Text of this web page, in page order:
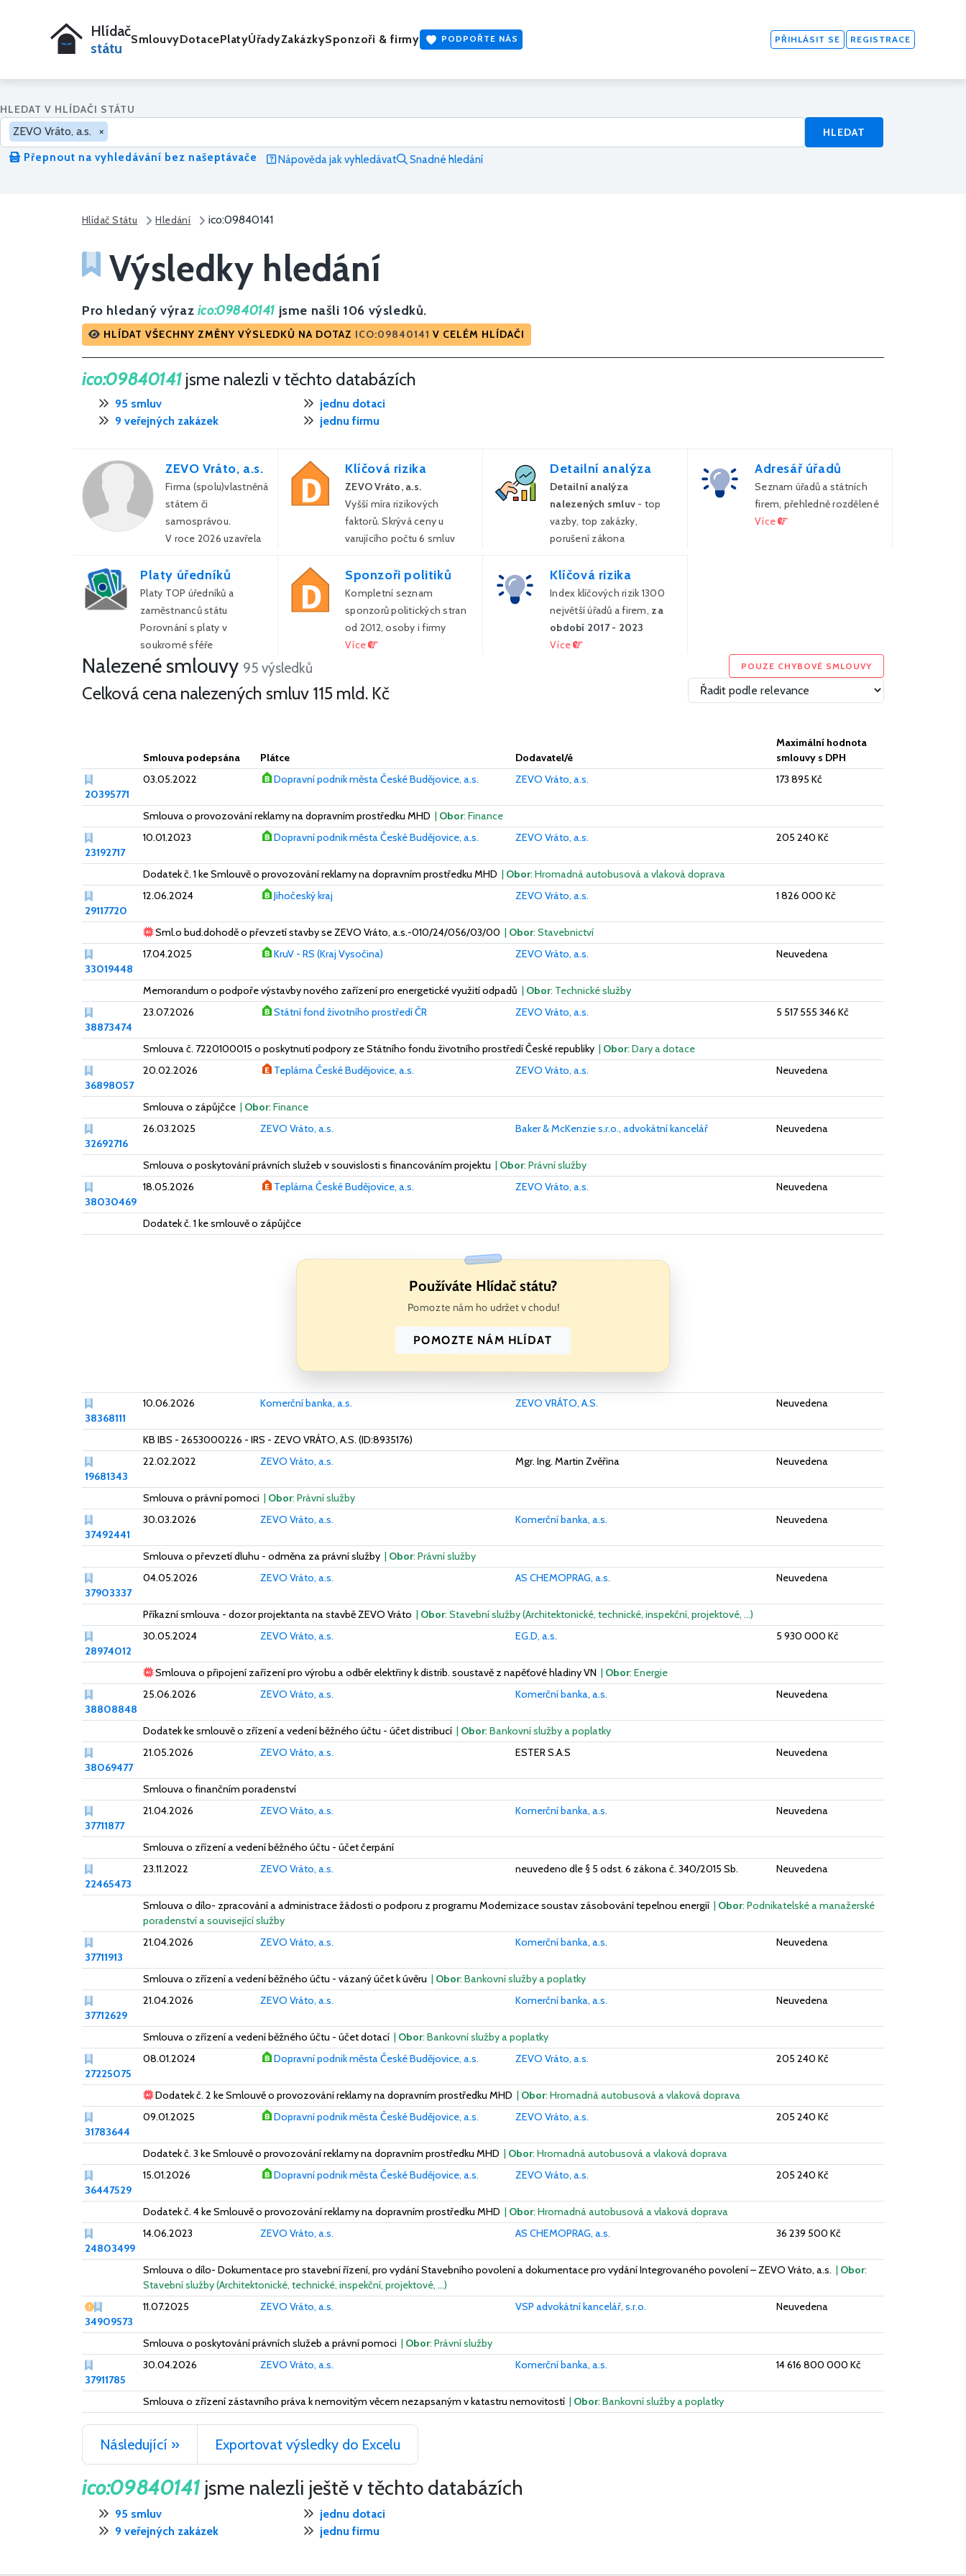
Hlídač
státu
SmlouvyDotacePlatyÚřadyZakázkySponzoři & firmy PODPOŘTE NÁS PŘIHLÁSIT SE REGISTRACE
HLEDAT V HLÍDAČI STÁTU
ZEVO Vráto, a.s. ×
HLEDAT
Přepnout na vyhledávání bez našeptávače
Nápověda jak vyhledávat Snadné hledání
Hlídač Státu Hledání ico:09840141
Výsledky hledání
Pro hledaný výraz ico:09840141 jsme našli 106 výsledků.
HLÍDAT VŠECHNY ZMĚNY VÝSLEDKŮ NA DOTAZ ICO:09840141 V CELÉM HLÍDAČI
ico:09840141 jsme nalezli v těchto databázích
95 smluv
9 veřejných zakázek
jednu dotaci
jednu firmu
ZEVO Vráto, a.s.
Firma (spolu)vlastněná
státem či
samosprávou.
V roce 2026 uzavřela
40 smluv s veřejnou
správou za 75 mld. Kč.
Klíčová rizika
ZEVO Vráto, a.s.
Vyšší míra rizikových
faktorů. Skrývá ceny u
varujícího počtu 6 smluv
Detailní analýza
Detailní analýza
nalezených smluv - top
vazby, top zakázky,
porušení zákona
Adresář úřadů
Seznam úřadů a státních
firem, přehledně rozdělené
Více
Platy úředníků
Platy TOP úředníků a
zaměstnanců státu
Porovnání s platy v
soukromé sféře
Více
Sponzoři politiků
Kompletní seznam
sponzorů politických stran
od 2012, osoby i firmy
Více
Klíčová rizika
Index klíčových rizik 1300
největší úřadů a firem, za
období 2017 - 2023
Více
Nalezené smlouvy 95 výsledků
Celková cena nalezených smluv 115 mld. Kč
POUZE CHYBOVÉ SMLOUVY
Smlouva podepsána Plátce Dodavatel/é
Maximální hodnota
smlouvy s DPH
20395771
03.05.2022 Dopravní podnik města České Budějovice, a.s. ZEVO Vráto, a.s. 173 895 Kč
Smlouva o provozování reklamy na dopravním prostředku MHD | Obor: Finance
23192717
10.01.2023 Dopravní podnik města České Budějovice, a.s. ZEVO Vráto, a.s. 205 240 Kč
Dodatek č. 1 ke Smlouvě o provozování reklamy na dopravním prostředku MHD | Obor: Hromadná autobusová a vlaková doprava
29117720
12.06.2024 Jihočeský kraj ZEVO Vráto, a.s. 1 826 000 Kč
Sml.o bud.dohodě o převzetí stavby se ZEVO Vráto, a.s.-010/24/056/03/00 | Obor: Stavebnictví
33019448
17.04.2025 KruV - RS (Kraj Vysočina) ZEVO Vráto, a.s. Neuvedena
Memorandum o podpoře výstavby nového zařízení pro energetické využití odpadů | Obor: Technické služby
38873474
23.07.2026 Státní fond životního prostředí ČR ZEVO Vráto, a.s. 5 517 555 346 Kč
Smlouva č. 7220100015 o poskytnutí podpory ze Státního fondu životního prostředí České republiky | Obor: Dary a dotace
36898057
20.02.2026 Teplárna České Budějovice, a.s. ZEVO Vráto, a.s. Neuvedena
Smlouva o zápůjčce | Obor: Finance
32692716
26.03.2025 ZEVO Vráto, a.s. Baker & McKenzie s.r.o., advokátní kancelář Neuvedena
Smlouva o poskytování právních služeb v souvislosti s financováním projektu | Obor: Právní služby
38030469
18.05.2026 Teplárna České Budějovice, a.s. ZEVO Vráto, a.s. Neuvedena
Dodatek č. 1 ke smlouvě o zápůjčce
Používáte Hlídač státu?
Pomozte nám ho udržet v chodu!
POMOZTE NÁM HLÍDAT
38368111
10.06.2026 Komerční banka, a.s. ZEVO VRÁTO, A.S. Neuvedena
KB IBS - 2653000226 - IRS - ZEVO VRÁTO, A.S. (ID:8935176)
19681343
22.02.2022 ZEVO Vráto, a.s. Mgr. Ing. Martin Zvěřina Neuvedena
Smlouva o právní pomoci | Obor: Právní služby
37492441
30.03.2026 ZEVO Vráto, a.s. Komerční banka, a.s. Neuvedena
Smlouva o převzetí dluhu - odměna za právní služby | Obor: Právní služby
37903337
04.05.2026 ZEVO Vráto, a.s. AS CHEMOPRAG, a.s. Neuvedena
Příkazní smlouva - dozor projektanta na stavbě ZEVO Vráto | Obor: Stavební služby (Architektonické, technické, inspekční, projektové, …)
28974012
30.05.2024 ZEVO Vráto, a.s. EG.D, a.s. 5 930 000 Kč
Smlouva o připojení zařízení pro výrobu a odběr elektřiny k distrib. soustavě z napěťové hladiny VN | Obor: Energie
38808848
25.06.2026 ZEVO Vráto, a.s. Komerční banka, a.s. Neuvedena
Dodatek ke smlouvě o zřízení a vedení běžného účtu - účet distribucí | Obor: Bankovní služby a poplatky
38069477
21.05.2026 ZEVO Vráto, a.s. ESTER S.A.S Neuvedena
Smlouva o finančním poradenství
37711877
21.04.2026 ZEVO Vráto, a.s. Komerční banka, a.s. Neuvedena
Smlouva o zřízení a vedení běžného účtu - účet čerpání
22465473
23.11.2022 ZEVO Vráto, a.s. neuvedeno dle § 5 odst. 6 zákona č. 340/2015 Sb. Neuvedena
Smlouva o dílo- zpracování a administrace žádosti o podporu z programu Modernizace soustav zásobování tepelnou energií | Obor: Podnikatelské a manažerské
poradenství a související služby
37711913
21.04.2026 ZEVO Vráto, a.s. Komerční banka, a.s. Neuvedena
Smlouva o zřízení a vedení běžného účtu - vázaný účet k úvěru | Obor: Bankovní služby a poplatky
37712629
21.04.2026 ZEVO Vráto, a.s. Komerční banka, a.s. Neuvedena
Smlouva o zřízení a vedení běžného účtu - účet dotací | Obor: Bankovní služby a poplatky
27225075
08.01.2024 Dopravní podnik města České Budějovice, a.s. ZEVO Vráto, a.s. 205 240 Kč
Dodatek č. 2 ke Smlouvě o provozování reklamy na dopravním prostředku MHD | Obor: Hromadná autobusová a vlaková doprava
31783644
09.01.2025 Dopravní podnik města České Budějovice, a.s. ZEVO Vráto, a.s. 205 240 Kč
Dodatek č. 3 ke Smlouvě o provozování reklamy na dopravním prostředku MHD | Obor: Hromadná autobusová a vlaková doprava
36447529
15.01.2026 Dopravní podnik města České Budějovice, a.s. ZEVO Vráto, a.s. 205 240 Kč
Dodatek č. 4 ke Smlouvě o provozování reklamy na dopravním prostředku MHD | Obor: Hromadná autobusová a vlaková doprava
24803499
14.06.2023 ZEVO Vráto, a.s. AS CHEMOPRAG, a.s. 36 239 500 Kč
Smlouva o dílo- Dokumentace pro stavební řízení, pro vydání Stavebního povolení a dokumentace pro vydání Integrovaného povolení – ZEVO Vráto, a.s. | Obor:
Stavební služby (Architektonické, technické, inspekční, projektové, …)
Vážný nedostatek
34909573
11.07.2025 ZEVO Vráto, a.s. VSP advokátní kancelář, s.r.o. Neuvedena
Smlouva o poskytování právních služeb a právní pomoci | Obor: Právní služby
37911785
30.04.2026 ZEVO Vráto, a.s. Komerční banka, a.s. 14 616 800 000 Kč
Smlouva o zřízení zástavního práva k nemovitým věcem nezapsaným v katastru nemovitostí | Obor: Bankovní služby a poplatky
Následující » Exportovat výsledky do Excelu
ico:09840141 jsme nalezli ještě v těchto databázích
95 smluv
9 veřejných zakázek
jednu dotaci
jednu firmu